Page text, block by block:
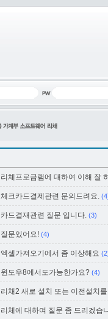
리체프로금램에 대하여 이해 잘
체크카드결제관련 문의드려요.
카드결재관련 질문 입니다. (3)
질문있어요! (4)
엑셀가져오기에서 좀 이상해요
윈도우8에서도가능한가요? (4)
리채2 새로 설치 또는 이전설치
리체에 대하여 질문 좀 드리겠습